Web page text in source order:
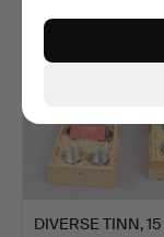
DIVERSE TINN,